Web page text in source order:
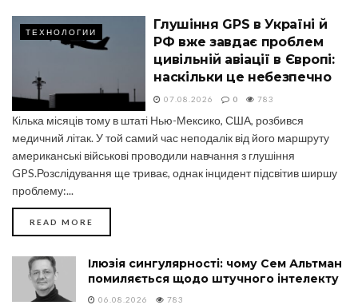
ТЕХНОЛОГИИ
Глушіння GPS в Україні й
РФ вже завдає проблем
цивільній авіації в Європі:
наскільки це небезпечно
07.08.2026 0 783
Кілька місяців тому в штаті Нью-Мексико, США, розбився
медичний літак. У той самий час неподалік від його маршруту
американські військові проводили навчання з глушіння
GPS.Розслідування ще триває, однак інцидент підсвітив ширшу
проблему:...
READ MORE
Ілюзія сингулярності: чому Сем Альтман
помиляється щодо штучного інтелекту
06.08.2026 783